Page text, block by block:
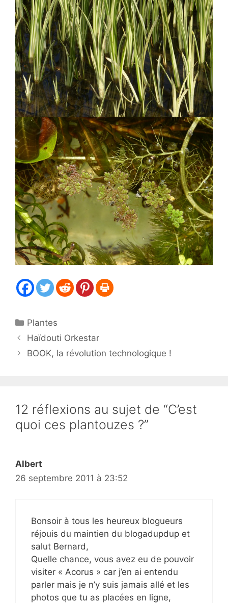
Catégories
Plantes
Haïdouti Orkestar
BOOK, la révolution technologique !
12 réflexions au sujet de “C’est
quoi ces plantouzes ?”
Albert
26 septembre 2011 à 23:52
Bonsoir à tous les heureux blogueurs
réjouis du maintien du blogadupdup et
salut Bernard,
Quelle chance, vous avez eu de pouvoir
visiter « Acorus » car j’en ai entendu
parler mais je n’y suis jamais allé et les
photos que tu as placées en ligne,